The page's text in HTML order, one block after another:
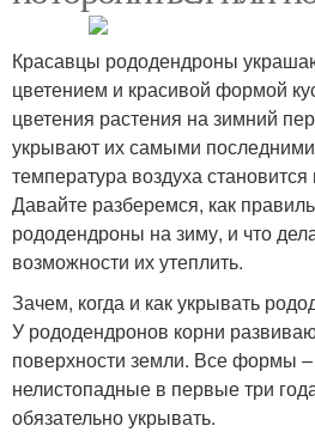
Красавцы рододендроны
цветением и красивой формой
цветения растения на зимний
укрывают их самыми последними
температура воздуха
Давайте разберемся, как
рододендроны на зиму, и что
возможности их утеплить.
Зачем, когда и как укрывать
У рододендронов корни
поверхности земли. Все формы
нелистопадные в первые три
обязательно укрывать.